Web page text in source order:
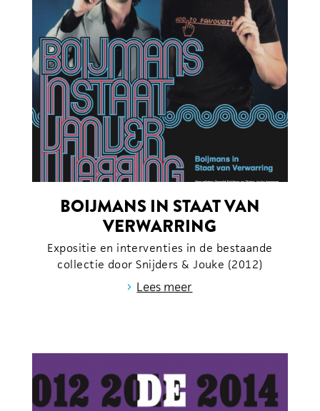
BOIJMANS IN STAAT VAN
VERWARRING
Expositie en interventies in de bestaande
collectie door Snijders & Jouke (2012)
› Lees meer